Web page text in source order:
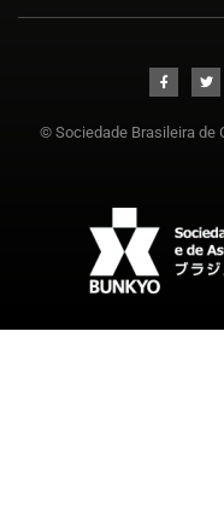
© Sociedade Brasileira de